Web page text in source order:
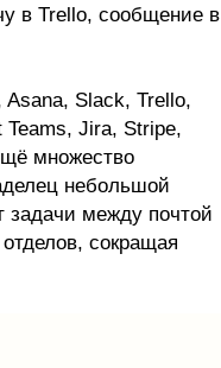
в Trello, сообщение в
Slack, Trello,
Jira, Stripe,
множество
небольшой
задачи между почтой
сокращая